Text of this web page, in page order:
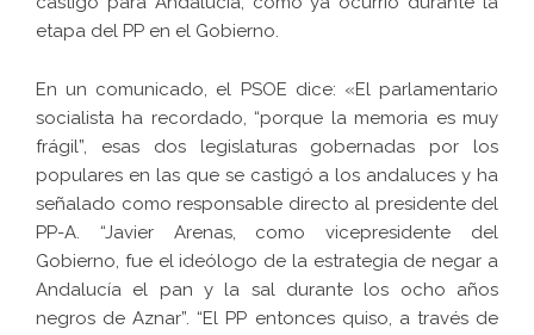
etapa del PP en el Gobierno.
En un comunicado, el PSOE dice: «El parlamentario
socialista ha recordado, “porque la memoria es muy
frágil”, esas dos legislaturas gobernadas por los
populares en las que se castigó a los andaluces y ha
señalado como responsable directo al presidente del
PP-A. “Javier Arenas, como vicepresidente del
Gobierno, fue el ideólogo de la estrategia de negar a
Andalucía el pan y la sal durante los ocho años
negros de Aznar”. “El PP entonces quiso, a través de